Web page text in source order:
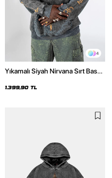
4
Yıkamalı Siyah Nirvana Sırt Baskılı
1.399,90 TL